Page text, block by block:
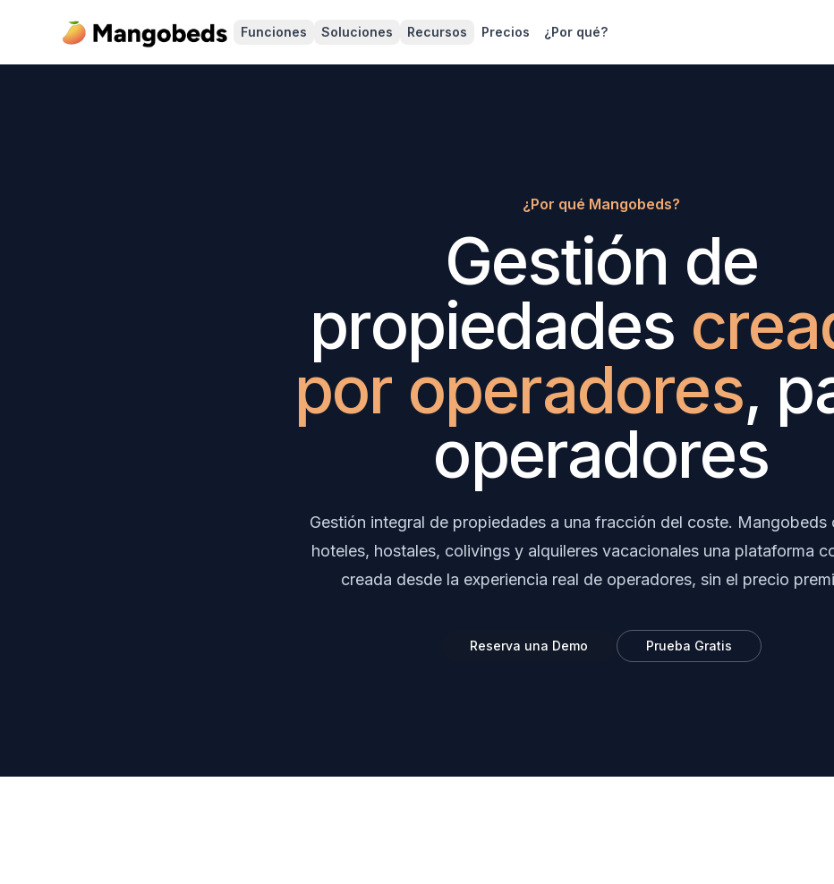
Funciones Soluciones Recursos Precios ¿Por qué?
¿Por qué Mangobeds?
Gestión de
propiedades
por operadores,
operadores
Gestión integral de propiedades a una fracción del coste. Mangobeds
hoteles, hostales, colivings y alquileres vacacionales una plataforma
creada desde la experiencia real de operadores, sin el precio
Reserva una Demo Prueba Gratis